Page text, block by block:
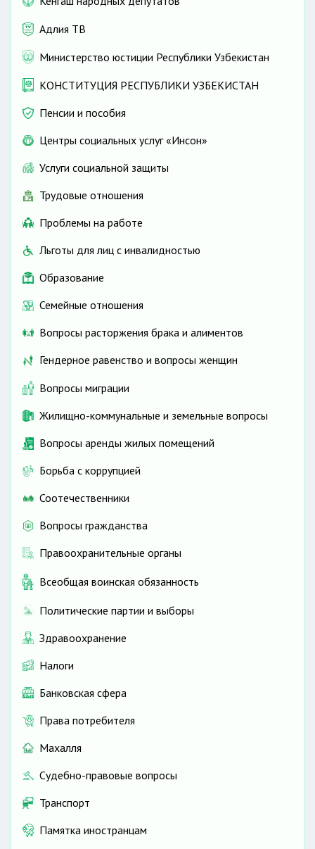
Адлия ТВ
Министерство юстиции Республики Узбекистан
КОНСТИТУЦИЯ РЕСПУБЛИКИ УЗБЕКИСТАН
Пенсии и пособия
Центры социальных услуг «Инсон»
Услуги социальной защиты
Трудовые отношения
Проблемы на работе
Льготы для лиц с инвалидностью
Образование
Семейные отношения
Вопросы расторжения брака и алиментов
Гендерное равенство и вопросы женщин
Вопросы миграции
Жилищно-коммунальные и земельные вопросы
Вопросы аренды жилых помещений
Борьба с коррупцией
Соотечественники
Вопросы гражданства
Правоохранительные органы
Всеобщая воинская обязанность
Политические партии и выборы
Здравоохранение
Налоги
Банковская сфера
Права потребителя
Махалля
Судебно-правовые вопросы
Транспорт
Памятка иностранцам